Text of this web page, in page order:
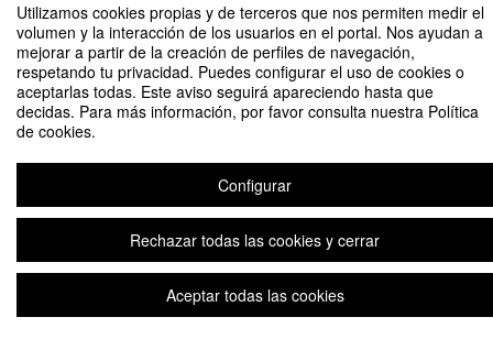
Utilizamos cookies propias y de terceros que nos permiten medir el
volumen y la interacción de los usuarios en el portal. Nos ayudan a
mejorar a partir de la creación de perfiles de navegación,
respetando tu privacidad. Puedes configurar el uso de cookies o
aceptarlas todas. Este aviso seguirá apareciendo hasta que
decidas. Para más información, por favor consulta nuestra Política
de cookies.
Configurar
Rechazar todas las cookies y cerrar
Aceptar todas las cookies
VI Jornadas de Derecho Tributario: “El Delito Fiscal y la Responsabilidad
penal de los Asesores Fiscales”
Organizado por Máster Universitario en Tributación y Asesoría Fiscal de la
Universidad Loyola
Aviso legal|Contacto
Plataforma de organización de eventos Symposium
Copyright © 2026